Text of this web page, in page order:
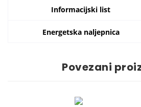
Informacijski list
Energetska naljepnica
Povezani